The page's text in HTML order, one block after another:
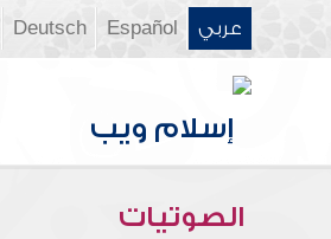
عربي Español
Deutsch
الصوتيات